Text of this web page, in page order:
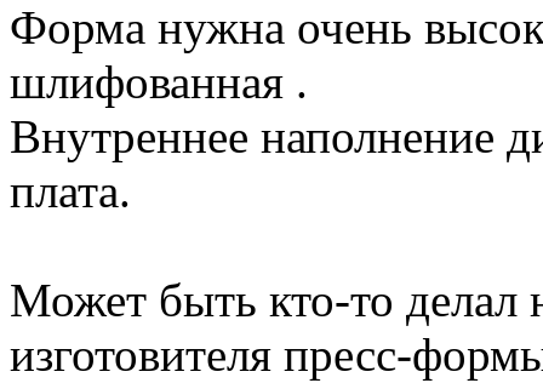
Форма нужна очень
шлифованная .
Внутреннее наполнение
плата.
Может быть кто-то
изготовителя пресс-